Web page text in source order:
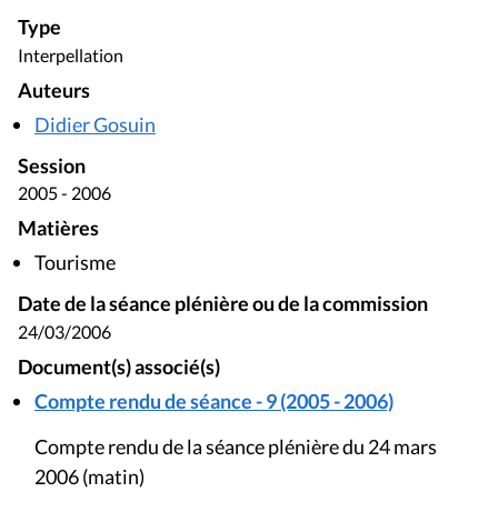
Type
Interpellation
Auteurs
Didier Gosuin
Session
2005 - 2006
Matières
Tourisme
Date de la séance plénière ou de la commission
24/03/2006
Document(s) associé(s)
Compte rendu de séance - 9 (2005 - 2006)
Compte rendu de la séance plénière du 24 mars
2006 (matin)